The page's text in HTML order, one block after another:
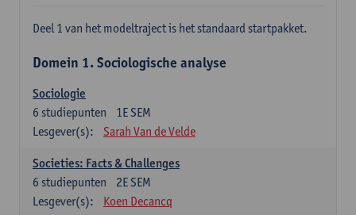
Deel 1 van het modeltraject is het standaard startpakket.
Domein 1. Sociologische analyse
Sociologie
1E SEM
6 studiepunten
Lesgever(s):
Sarah Van de Velde
Societies: Facts & Challenges
2E SEM
6 studiepunten
Lesgever(s):
Koen Decancq